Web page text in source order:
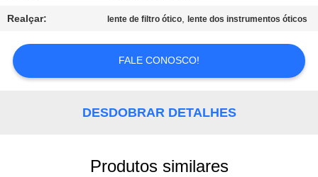
CONTACTE-
NOS
PEÇA
Realçar: lente de filtro ótico, lente dos instrumentos óticos
FALE CONOSCO!
DESDOBRAR DETALHES
Produtos similares